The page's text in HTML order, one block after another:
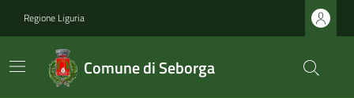
Regione Liguria
Comune di Seborga